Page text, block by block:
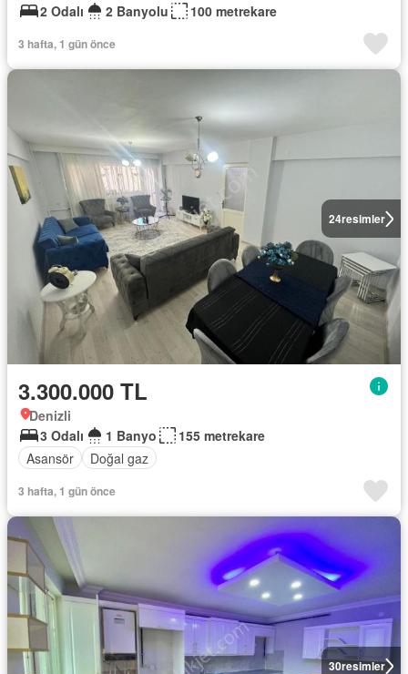
2 Odalı 2 Banyolu 100 metrekare
3 hafta, 1 gün önce
24resimler
3.300.000 TL
Denizli
3 Odalı
1 Banyo
155 metrekare
Asansör
Doğal gaz
3 hafta, 1 gün önce
30resimler